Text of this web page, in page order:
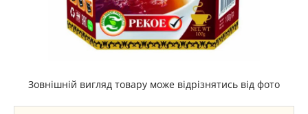
Зовнішній вигляд товару може відрізнятись від фото